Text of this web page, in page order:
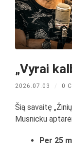
„Vyrai
2026.07.03 / 0
Šią savaitę
Musnicku
Per 25